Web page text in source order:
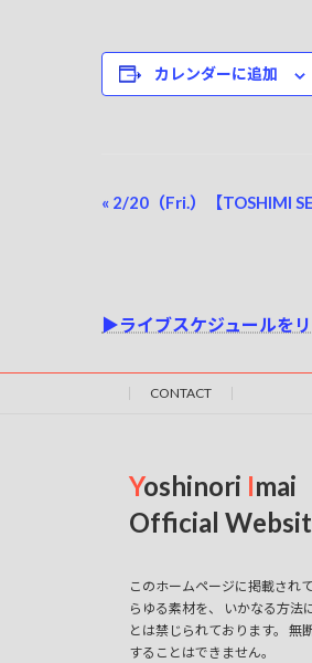
カレンダーに追加
イ
ト
« 2/20（Fri.）【TOSHIMI
▶ライブスケジュールを
CONTACT
Yoshinori Imai
Official
このホームページに掲載され
らゆる素材を、 いかなる方法
とは禁じられております。 無
することはできません。